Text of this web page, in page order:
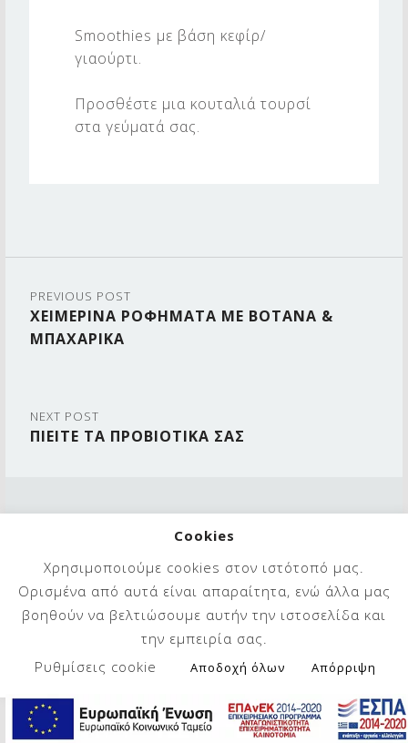
Smoothies με βάση κεφίρ/
γιαούρτι.
Προσθέστε μια κουταλιά τουρσί
στα γεύματά σας.
Post navigation
PREVIOUS POST
ΧΕΙΜΕΡΙΝΑ ΡΟΦΗΜΑΤΑ ΜΕ ΒΟΤΑΝΑ &
ΜΠΑΧΑΡΙΚΑ
NEXT POST
ΠΙΕΙΤΕ ΤΑ ΠΡΟΒΙΟΤΙΚΑ ΣΑΣ
MARIA STAKAKI - NUTRITIONAL SUPPORT
Find us on Facebook
Back to top ↑
Cookies
Χρησιμοποιούμε cookies στον ιστότοπό μας.
Ορισμένα από αυτά είναι απαραίτητα, ενώ άλλα μας
βοηθούν να βελτιώσουμε αυτήν την ιστοσελίδα και
την εμπειρία σας.
Ρυθμίσεις cookie
Αποδοχή όλων Απόρριψη